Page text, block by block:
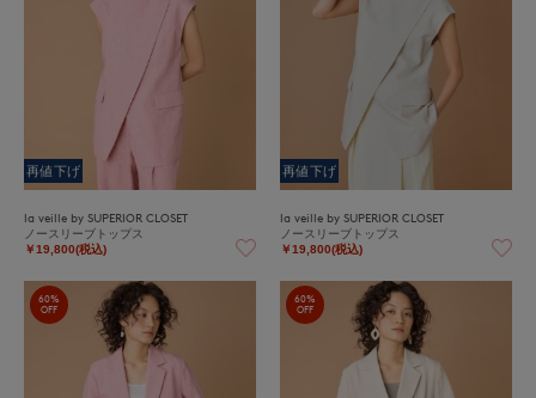
再値下げ
la veille by SUPERIOR CLOSET
ノースリーブトップス
￥19,800(税込)
再値下げ
la veille by SUPERIOR CLOSET
ノースリーブトップス
￥19,800(税込)
60%
OFF
60%
OFF